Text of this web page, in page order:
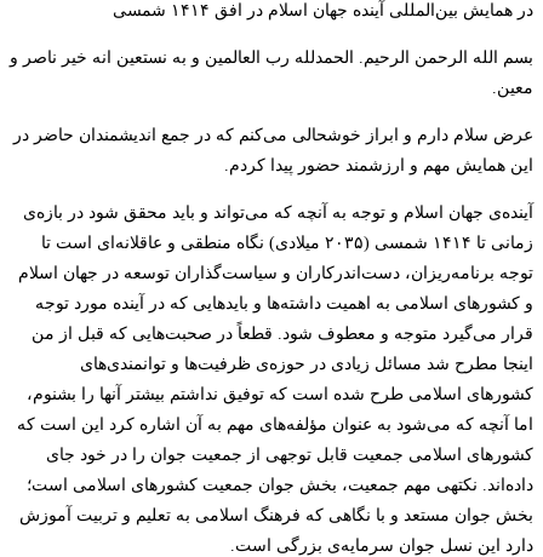
در همایش بین‌المللی آینده جهان اسلام در افق ۱۴۱۴ شمسی
بسم الله الرحمن الرحیم. الحمدلله رب العالمین و به نستعین انه خیر ناصر و
معین.
عرض سلام دارم و ابراز خوشحالی می­‌کنم که در جمع اندیشمندان حاضر در
این همایش مهم و ارزشمند حضور پیدا کردم.
آینده‌­ی جهان اسلام و توجه به آنچه که می­‌تواند و باید محقق شود در بازه‌­ی
زمانی تا ۱۴۱۴ شمسی (۲۰۳۵ میلادی) نگاه منطقی و عاقلانه‌­ای است تا
توجه برنامه‌­ریزان، دست­‌اندرکاران و سیاست­‌گذاران توسعه در جهان اسلام
و کشورهای اسلامی به اهمیت داشته‌­ها و بایدهایی که در آینده مورد توجه
قرار می‌­گیرد متوجه و معطوف شود. قطعاً در صحبت‌­هایی که قبل از من
اینجا مطرح شد مسائل زیادی در حوزه‌­ی ظرفیت‌­ها و توانمندی‌های
کشورهای اسلامی طرح شده است که توفیق نداشتم بیشتر آنها را بشنوم،
اما آنچه که می‌­شود به عنوان مؤلفه­‌های مهم به آن اشاره کرد این است که
کشورهای اسلامی جمعیت قابل توجهی از جمعیت جوان را در خود جای
داده‌­اند. نکته­‎ی مهم جمعیت، بخش جوان جمعیت کشورهای اسلامی است؛
بخش جوان مستعد و با نگاهی که فرهنگ اسلامی به تعلیم و تربیت آموزش
دارد این نسل جوان سرمایه­‌ی بزرگی است.